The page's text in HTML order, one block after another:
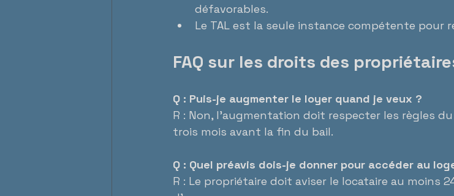
défavorables.
Le TAL est la seule instance compétente pour
FAQ sur les droits des
Q : Puis-je augmenter le loyer quand je veux ?
R : Non, l’augmentation doit respecter les règles
trois mois avant la fin du bail.
Q : Quel préavis dois-je donner pour accéder au
R : Le propriétaire doit aviser le locataire au moins